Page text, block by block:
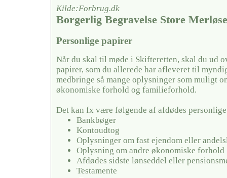
Kilde:Forbrug.dk
Borgerlig Begravelse Store Merløse
Personlige papirer
Når du skal til møde i Skifteretten, skal du ud
papirer, som du allerede har afleveret til
medbringe så mange oplysninger som muligt
økonomiske forhold og familieforhold.
Det kan fx være følgende af afdødes
Bankbøger
Kontoudtog
Oplysninger om fast ejendom eller
Oplysning om andre økonomiske forhold
Afdødes sidste lønseddel eller
Testamente